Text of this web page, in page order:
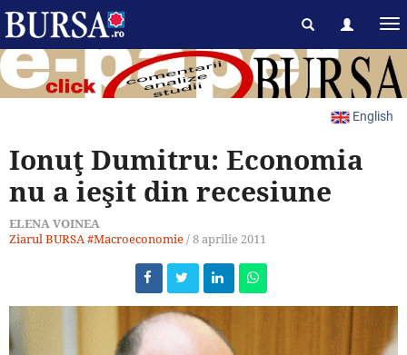
English
Ionuţ Dumitru: Economia
nu a ieşit din recesiune
ELENA VOINEA
Ziarul BURSA#Macroeconomie/8 aprilie 2011